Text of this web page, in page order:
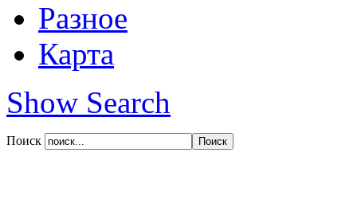
Разное
Карта
Show Search
Поиск